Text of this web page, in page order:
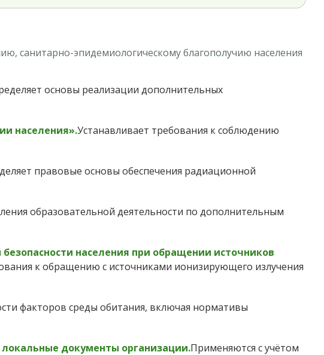
санитарно-эпидемиологическому благополучию населения
основы реализации дополнительных
населения».Устанавливает требования к соблюдению
правовые основы обеспечения радиационной
образовательной деятельности по дополнительным
населения при обращении источников
к обращению с источниками ионизирующего излучения
факторов среды обитания, включая нормативы
документы организации.Применяются с учётом